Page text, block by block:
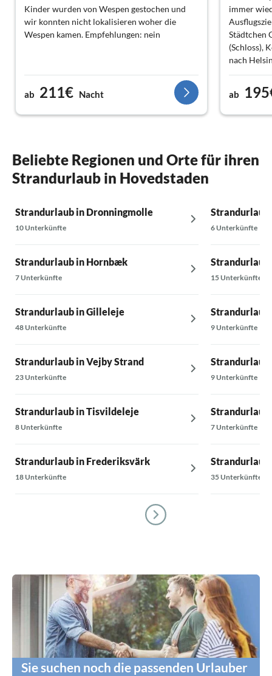
Kinder wurden von Wespen gestochen und
wir konnten nicht lokalisieren woher die
Wespen kamen. Empfehlungen: nein
ab 211€ Nacht
immer
Städtchen
(Schloss),
nach
ab
Beliebte Regionen und Orte für ihren
Strandurlaub in Hovedstaden
Strandurlaub in Dronningmolle
10 Unterkünfte
Strandurlaub in Hornbæk
7 Unterkünfte
Strandurlaub in Gilleleje
48 Unterkünfte
Strandurlaub in Vejby Strand
23 Unterkünfte
Strandurlaub in Tisvildeleje
8 Unterkünfte
Strandurlaub in Frederiksvärk
18 Unterkünfte
Strandurlaub
6 Unterkünfte
Strandurlaub
15 Unterkünfte
Strandurlaub
9 Unterkünfte
Strandurlaub
9 Unterkünfte
Strandurlaub
7 Unterkünfte
Strandurlaub
35 Unterkünfte
Sie suchen noch die passenden Urlauber